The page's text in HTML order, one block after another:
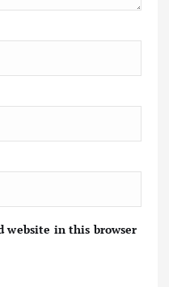
website in this browser